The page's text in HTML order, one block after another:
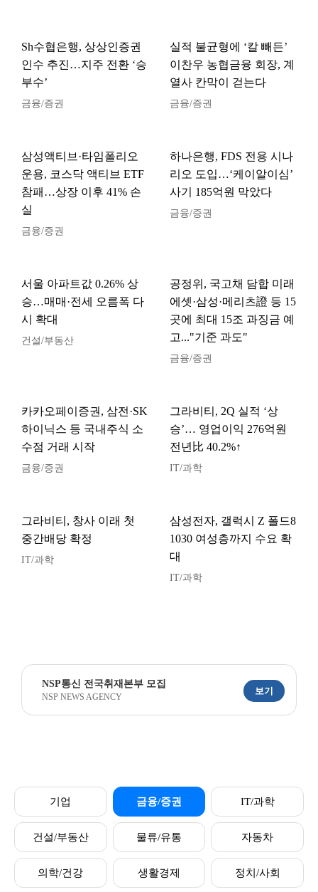
Sh수협은행, 상상인증권
인수 추진…지주 전환 ‘승
부수’
금융/증권
실적 불균형에 ‘칼 빼든’
이찬우 농협금융 회장, 계
열사 칸막이 걷는다
금융/증권
삼성액티브·타임폴리오
운용, 코스닥 액티브 ETF
참패…상장 이후 41% 손
실
금융/증권
하나은행, FDS 전용 시나
리오 도입…‘케이알이심’
사기 185억원 막았다
금융/증권
서울 아파트값 0.26% 상
승…매매·전세 오름폭 다
시 확대
건설/부동산
공정위, 국고채 담합 미래
에셋·삼성·메리츠證 등 15
곳에 최대 15조 과징금 예
고..."기준 과도"
금융/증권
카카오페이증권, 삼전·SK
하이닉스 등 국내주식 소
수점 거래 시작
금융/증권
그라비티, 2Q 실적 ‘상
승’… 영업이익 276억원
전년比 40.2%↑
IT/과학
그라비티, 창사 이래 첫
중간배당 확정
IT/과학
삼성전자, 갤럭시 Z 폴드8
1030 여성층까지 수요 확
대
IT/과학
NSP통신 전국취재본부 모집
NSP NEWS AGENCY
보기
기업 금융/증권 IT/과학
건설/부동산 물류/유통 자동차
의학/건강 생활경제 정치/사회